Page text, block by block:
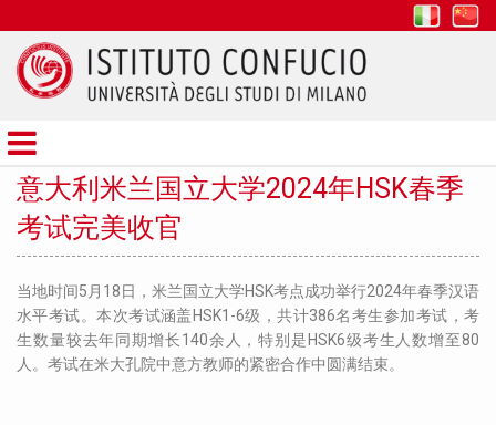
Confucio
意大利米兰国立大学2024年HSK春季
考试完美收官
当地时间5月18日，米兰国立大学HSK考点成功举行2024年春季汉语
水平考试。本次考试涵盖HSK1-6级，共计386名考生参加考试，考
生数量较去年同期增长140余人，特别是HSK6级考生人数增至80
人。考试在米大孔院中意方教师的紧密合作中圆满结束。